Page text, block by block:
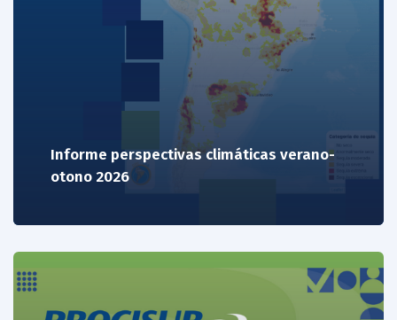
Informe perspectivas climáticas verano-
otono 2026